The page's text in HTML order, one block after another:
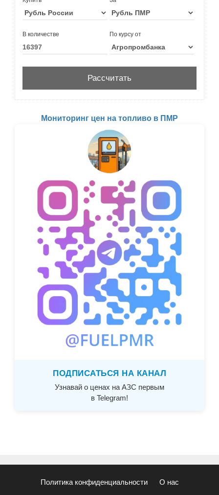
В количестве По курсу от
Мониторинг цен на топливо в ПМР
ПОДПИСАТЬСЯ НА КАНАЛ
Узнавай о ценах на АЗС первым
в Telegram!
Политика конфиденциальности О нас